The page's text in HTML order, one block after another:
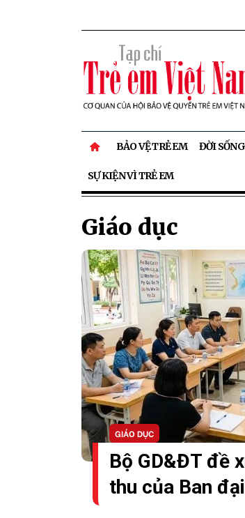
BẢO VỆ TRẺ EM ĐỜI
SỰ KIỆN VÌ TRẺ EM
Giáo dục
GIÁO DỤC
Bộ GD&ĐT đề
thu của Ban